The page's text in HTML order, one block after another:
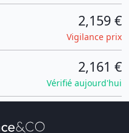
2,159 €
Vigilance prix
2,161 €
Vérifié aujourd'hui